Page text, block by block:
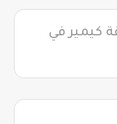
كيمير في